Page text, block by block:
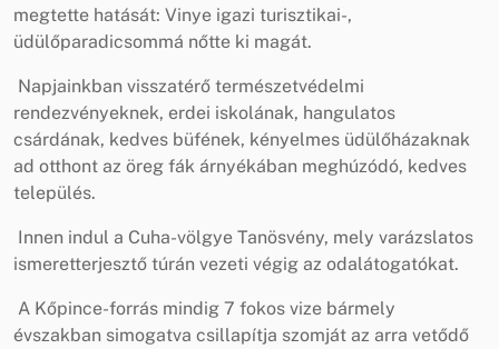
megtette hatását: Vinye igazi turisztikai-,
üdülőparadicsommá nőtte ki magát.
Napjainkban visszatérő természetvédelmi
rendezvényeknek, erdei iskolának, hangulatos
csárdának, kedves büfének, kényelmes üdülőházaknak
ad otthont az öreg fák árnyékában meghúzódó, kedves
település.
Innen indul a Cuha-völgye Tanösvény, mely varázslatos
ismeretterjesztő túrán vezeti végig az odalátogatókat.
A Kőpince-forrás mindig 7 fokos vize bármely
évszakban simogatva csillapítja szomját az arra vetődő